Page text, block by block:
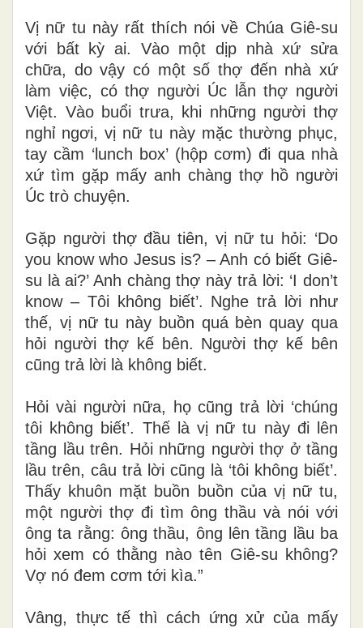
Vị nữ tu này rất thích nói về Chúa Giê-su
với bất kỳ ai. Vào một dịp nhà xứ sửa
chữa, do vậy có một số thợ đến nhà xứ
làm việc, có thợ người Úc lẫn thợ người
Việt. Vào buổi trưa, khi những người thợ
nghỉ ngơi, vị nữ tu này mặc thường phục,
tay cầm ‘lunch box’ (hộp cơm) đi qua nhà
xứ tìm gặp mấy anh chàng thợ hồ người
Úc trò chuyện.
Gặp người thợ đầu tiên, vị nữ tu hỏi: ‘Do
you know who Jesus is? – Anh có biết Giê-
su là ai?’ Anh chàng thợ này trả lời: ‘I don’t
know – Tôi không biết’. Nghe trả lời như
thế, vị nữ tu này buồn quá bèn quay qua
hỏi người thợ kế bên. Người thợ kế bên
cũng trả lời là không biết.
Hỏi vài người nữa, họ cũng trả lời ‘chúng
tôi không biết’. Thế là vị nữ tu này đi lên
tầng lầu trên. Hỏi những người thợ ở tầng
lầu trên, câu trả lời cũng là ‘tôi không biết’.
Thấy khuôn mặt buồn buồn của vị nữ tu,
một người thợ đi tìm ông thầu và nói với
ông ta rằng: ông thầu, ông lên tầng lầu ba
hỏi xem có thằng nào tên Giê-su không?
Vợ nó đem cơm tới kìa.”
Vâng, thực tế thì cách ứng xử của mấy